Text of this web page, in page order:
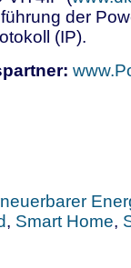
der
(IP).
, Smart Home,